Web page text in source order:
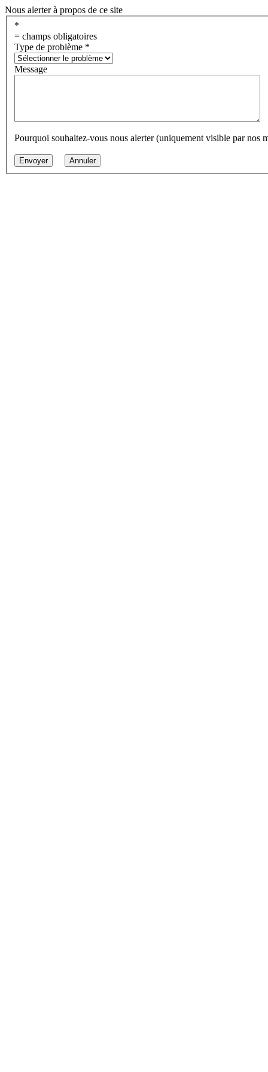
Nous alerter à propos de ce site
*
= champs obligatoires
Type de problème *
Message
Pourquoi souhaitez-vous nous alerter (uniquement visible par nos